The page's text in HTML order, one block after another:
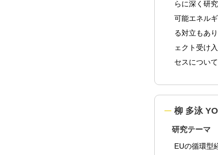
らに深く研
可能エネル
る対立もあ
ェクト受け
セスについ
柳 多泳
研究テーマ
EUの循環型